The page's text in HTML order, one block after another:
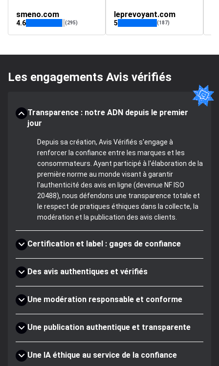
smeno.com
4.6 (295)
leprevoyant.com
5 (187)
Les engagements Avis vérifiés
Transparence : notre ADN depuis le premier
jour
Depuis sa création, Avis Vérifiés s'engage à
renforcer la confiance entre les marques et les
consommateurs. Ayant participé à l'élaboration de la
première norme au monde visant à garantir
l'authenticité des avis en ligne (devenue NF ISO
20488), nous défendons une transparence totale et
le respect de pratiques éthiques dans la collecte, la
modération et la publication des avis clients.
Certification et label : gages de confiance
Des avis authentiques et vérifiés
Une modération responsable et conforme
Une publication authentique et transparente
Une IA éthique au service de la confiance